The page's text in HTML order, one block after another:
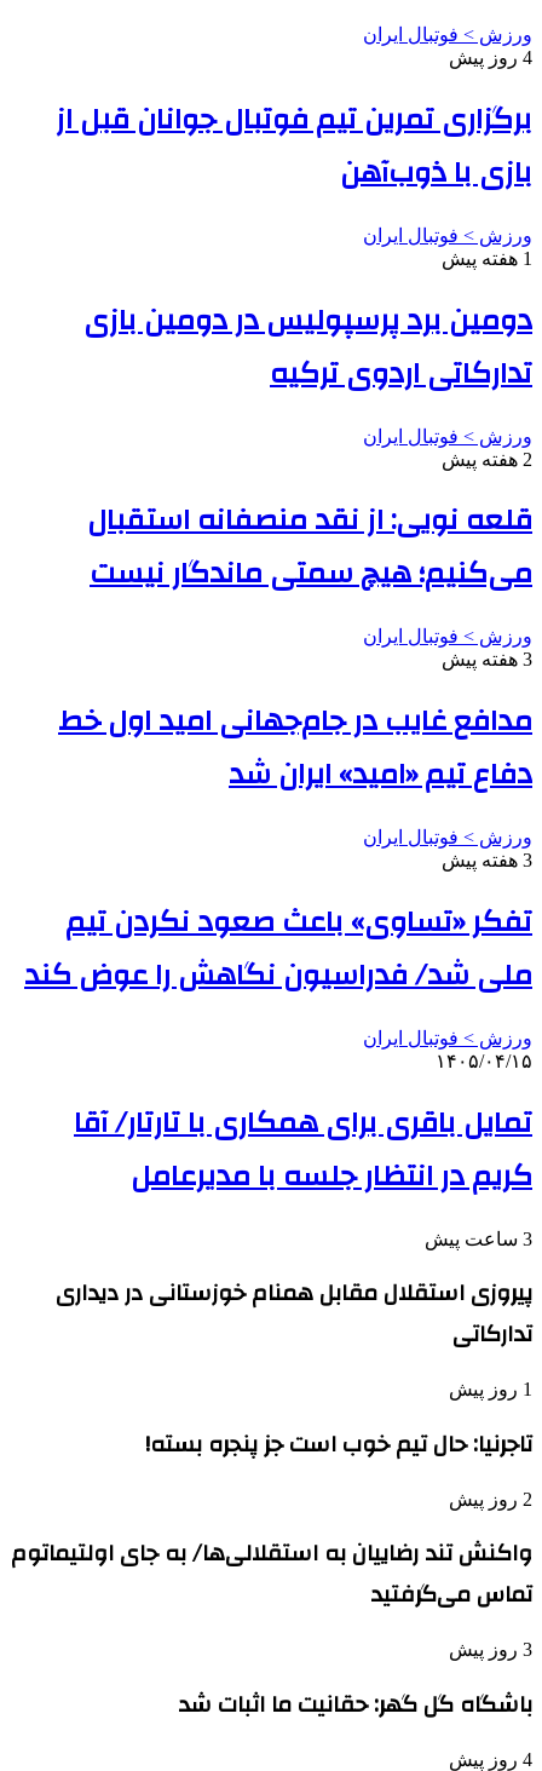
ورزش > فوتبال ایران
4 روز پیش
برگزاری تمرین تیم فوتبال جوانان قبل از
بازی با ذوب‌آهن
ورزش > فوتبال ایران
1 هفته پیش
دومین برد پرسپولیس در دومین بازی
تدارکاتی اردوی ترکیه
ورزش > فوتبال ایران
2 هفته پیش
قلعه نویی: از نقد منصفانه استقبال
می‌کنیم؛ هیچ سمتی ماندگار نیست
ورزش > فوتبال ایران
3 هفته پیش
مدافع غایب در جام‌جهانی امید اول خط
دفاع تیم «امید» ایران شد
ورزش > فوتبال ایران
3 هفته پیش
تفکر «تساوی» باعث صعود نکردن تیم
ملی شد/ فدراسیون نگاهش را عوض کند
ورزش > فوتبال ایران
۱۴۰۵/۰۴/۱۵
تمایل باقری برای همکاری با تارتار/ آقا
کریم در انتظار جلسه با مدیرعامل
3 ساعت پیش
پیروزی استقلال مقابل همنام خوزستانی در دیداری
تدارکاتی
1 روز پیش
تاجرنیا: حال تیم خوب است جز پنجره بسته!
2 روز پیش
واکنش تند رضاییان به استقلالی‌ها/ به جای اولتیماتوم
تماس می‌گرفتید
3 روز پیش
باشگاه گل گهر: حقانیت ما اثبات شد
4 روز پیش